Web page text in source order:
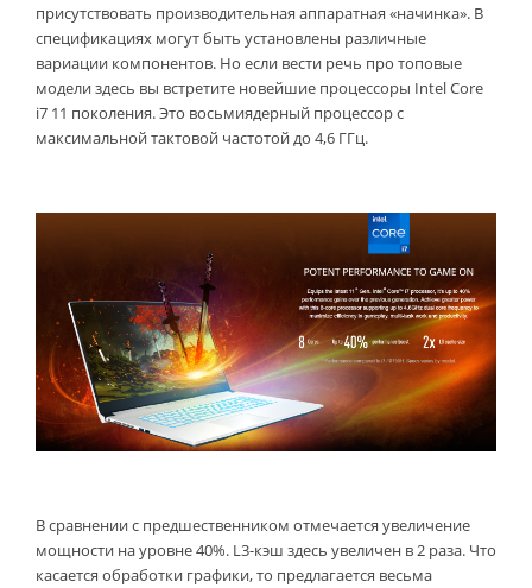
присутствовать производительная аппаратная «начинка». В
спецификациях могут быть установлены различные
вариации компонентов. Но если вести речь про топовые
модели здесь вы встретите новейшие процессоры Intel Core
i7 11 поколения. Это восьмиядерный процессор с
максимальной тактовой частотой до 4,6 ГГц.
В сравнении с предшественником отмечается увеличение
мощности на уровне 40%. L3-кэш здесь увеличен в 2 раза. Что
касается обработки графики, то предлагается весьма